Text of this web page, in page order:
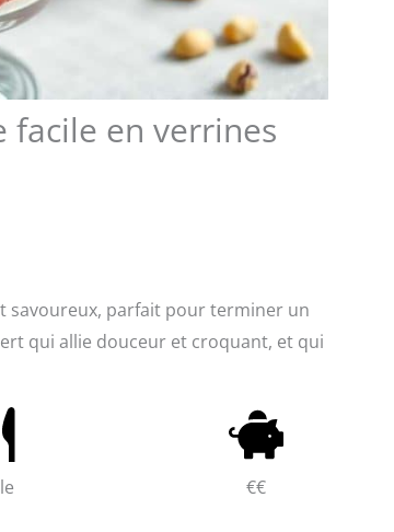
facile en verrines
savoureux, parfait pour terminer un
qui allie douceur et croquant, et qui
€€